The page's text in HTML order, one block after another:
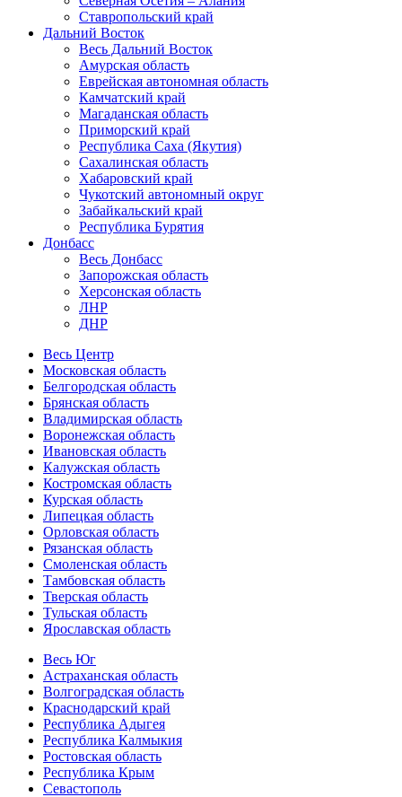
Ставропольский край
Дальний Восток
Весь Дальний Восток
Амурская область
Еврейская автономная область
Камчатский край
Магаданская область
Приморский край
Республика Саха (Якутия)
Сахалинская область
Хабаровский край
Чукотский автономный округ
Забайкальский край
Республика Бурятия
Донбасс
Весь Донбасс
Запорожская область
Херсонская область
ЛНР
ДНР
Весь Центр
Московская область
Белгородская область
Брянская область
Владимирская область
Воронежская область
Ивановская область
Калужская область
Костромская область
Курская область
Липецкая область
Орловская область
Рязанская область
Смоленская область
Тамбовская область
Тверская область
Тульская область
Ярославская область
Весь Юг
Астраханская область
Волгоградская область
Краснодарский край
Республика Адыгея
Республика Калмыкия
Ростовская область
Республика Крым
Севастополь